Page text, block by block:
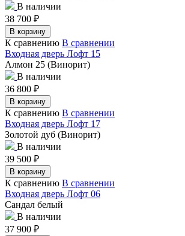
В наличии
38 700 ₽
В корзину
К сравнению В сравнении
Входная дверь Лофт 15
Алмон 25 (Винорит)
В наличии
36 800 ₽
В корзину
К сравнению В сравнении
Входная дверь Лофт 17
Золотой дуб (Винорит)
В наличии
39 500 ₽
В корзину
К сравнению В сравнении
Входная дверь Лофт 06
Сандал белый
В наличии
37 900 ₽